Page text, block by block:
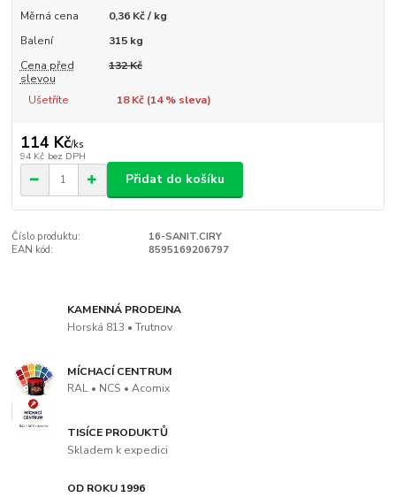
Měrná cena
0,36 Kč / kg
Balení
315 kg
Cena před
slevou
132 Kč
Ušetříte 18 Kč (14% sleva)
114 Kč/ks
94 Kč bez DPH
Přidat do košíku
Číslo produktu:
16-SANIT.CIRY
EAN kód:
8595169206797
KAMENNÁ PRODEJNA
Horská 813 • Trutnov
MÍCHACÍ CENTRUM
RAL • NCS • Acomix
TISÍCE PRODUKTŮ
Skladem k expedici
OD ROKU 1996